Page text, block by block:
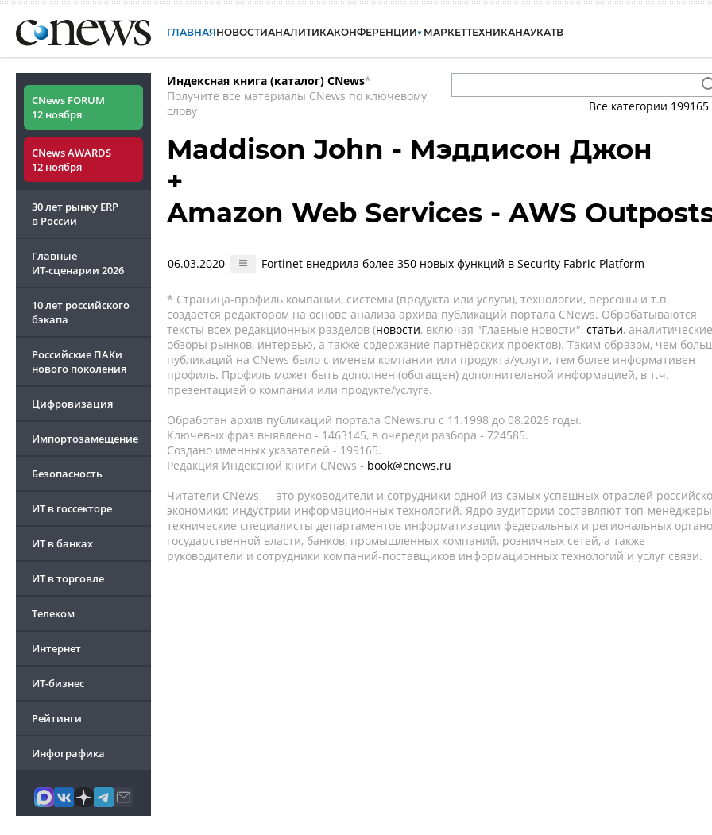
ГЛАВНАЯНОВОСТИАНАЛИТИКАКОНФЕРЕНЦИИ МАРКЕТТЕХНИКАНАУКАТВ
CNews FORUM
12 ноября
CNews AWARDS
12 ноября
30 лет рынку ERP
в России
Главные
ИТ-сценарии 2026
10 лет российского
бэкапа
Российские ПАКи
нового поколения
Цифровизация
Импортозамещение
Безопасность
ИТ в госсекторе
ИТ в банках
ИТ в торговле
Телеком
Интернет
ИТ-бизнес
Рейтинги
Инфографика
Индексная книга (каталог) CNews*
Получите все материалы CNews по ключевому
слову
Все категории 199165
Maddison John - Мэддисон Джон
+
Amazon Web Services - AWS
06.03.2020 Fortinet внедрила более 350 новых функций в Security Fabric Platform
* Страница-профиль компании, системы (продукта или услуги), технологии, персоны и т.п.
создается редактором на основе анализа архива публикаций портала CNews. Обрабатываются
тексты всех редакционных разделов (новости, включая "Главные новости", статьи, аналитические
обзоры рынков, интервью, а также содержание партнёрских проектов). Таким образом, чем
публикаций на CNews было с именем компании или продукта/услуги, тем более информативен
профиль. Профиль может быть дополнен (обогащен) дополнительной информацией, в т.ч.
презентацией о компании или продукте/услуге.
Обработан архив публикаций портала CNews.ru c 11.1998 до 08.2026 годы.
Ключевых фраз выявлено - 1463145, в очереди разбора - 724585.
Создано именных указателей - 199165.
Редакция Индексной книги CNews - book@cnews.ru
Читатели CNews — это руководители и сотрудники одной из самых успешных отраслей
экономики: индустрии информационных технологий. Ядро аудитории составляют топ-
технические специалисты департаментов информатизации федеральных и региональных
государственной власти, банков, промышленных компаний, розничных сетей, а также
руководители и сотрудники компаний-поставщиков информационных технологий и услуг связи.